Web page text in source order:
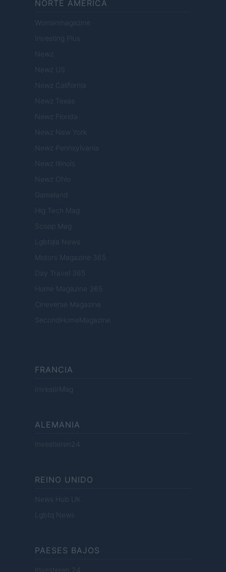
NORTE AMERICA
Womanmagazine
Investing Plus
Newz
Newz US
Newz California
Newz Texas
Newz Florida
Newz New York
Newz Pennsylvania
Newz Illinois
Newz Ohio
Gameland
Hig Tech Mag
Scoop Mag
Lgbtqia News
Motors Magazine 365
Day Travel 365
Home Magazine 365
Cineverse Magazine
SecondHomeMagazine
FRANCIA
InvestirMag
ALEMANIA
Investieren24
REINO UNIDO
News Hub UK
Lgbtq News
PAESES BAJOS
Investeren 24